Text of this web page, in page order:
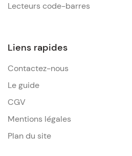
Lecteurs code-barres
Liens rapides
Contactez-nous
Le guide
CGV
Mentions légales
Plan du site